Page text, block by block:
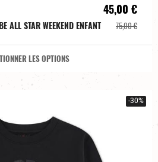
ALL STAR WEEKEND ENFANT
45,00 €
75,00 €
LES OPTIONS
-30%